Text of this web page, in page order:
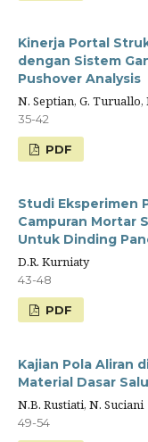
Kinerja Portal
dengan Sistem
Pushover Analysis
N. Septian, G. Turuallo,
35-42
PDF
Studi Eksperimen
Campuran Mortar
Untuk Dinding
D.R. Kurniaty
43-48
PDF
Kajian Pola Aliran
Material Dasar
N.B. Rustiati, N. Suciani
49-54